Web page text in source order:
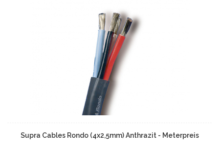
Supra Cables Rondo (4x2,5mm) Anthrazit - Meterpreis